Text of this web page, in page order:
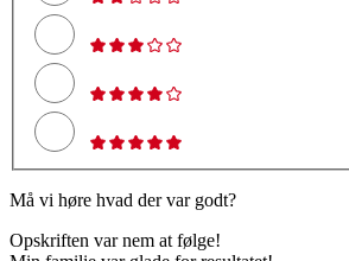
Må vi høre hvad der var godt?
Opskriften var nem at følge!